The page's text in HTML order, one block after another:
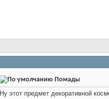
Помады
Ну этот предмет декоративной